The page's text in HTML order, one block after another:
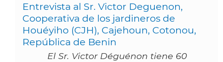
Entrevista al Sr. Victor Deguenon,
Cooperativa de los jardineros de
Houéyiho (CJH), Cajehoun, Cotonou,
República de Benin
El Sr. Victor Déguénon tiene 60